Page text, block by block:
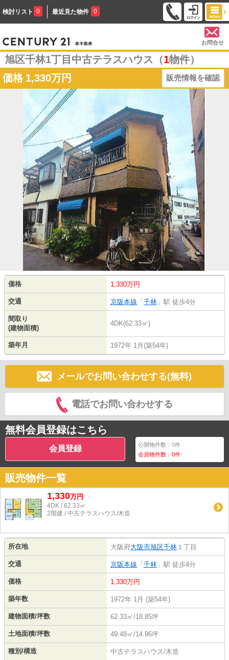
検討リスト 0 最近見た物件 0
お問合せ
旭区千林1丁目中古テラスハウス（1物件）
価格 1,330万円 販売情報を確認
価格 1,330万円
交通 京阪本線 「 千林 」駅 徒歩4分
間取り
(建物面積)
4DK(62.33㎡)
築年月 1972年 1月(築54年)
メールでお問い合わせする(無料)
電話でお問い合わせする
無料会員登録はこちら
会員登録 公開物件数：0件
会員物件数：0件
販売物件一覧
1,330万円
4DK / 62.33㎡
2階建 / 中古テラスハウス/木造
所在地 大阪府大阪市旭区千林 １丁目
交通 京阪本線 「 千林 」駅 徒歩4分
価格 1,330万円
築年数 1972年 1月 (築54年)
建物面積/坪数 62.33㎡/18.85坪
土地面積/坪数 49.48㎡/14.96坪
種別/構造 中古テラスハウス/木造